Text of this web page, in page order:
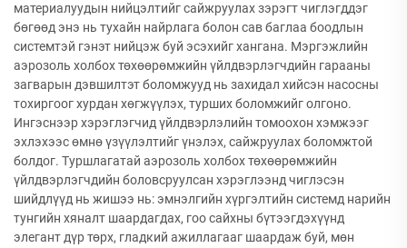
материалуудын нийцэлтийг сайжруулах зэрэгт чиглэгддэг
бөгөөд энэ нь тухайн найрлага болон сав баглаа боодлын
системтэй гэнэт нийцэж буй эсэхийг хангана. Мэргэжлийн
аэрозоль холбох төхөөрөмжийн үйлдвэрлэгчдийн гарааны
загварын дэвшилтэт боломжууд нь захидал хийсэн насосны
тохиргоог хурдан хөгжүүлэх, турших боломжийг олгоно.
Ингэснээр хэрэглэгчид үйлдвэрлэлийн томоохон хэмжээг
эхлэхээс өмнө үзүүлэлтийг үнэлэх, сайжруулах боломжтой
болдог. Туршлагатай аэрозоль холбох төхөөрөмжийн
үйлдвэрлэгчдийн боловсруулсан хэрэглээнд чиглэсэн
шийдлүүд нь жишээ нь: эмнэлгийн хүргэлтийн системд нарийн
тунгийн хяналт шаардагдах, гоо сайхны бүтээгдэхүүнд
элегант дүр төрх, гладкий ажиллагааг шаардаж буй, мөн